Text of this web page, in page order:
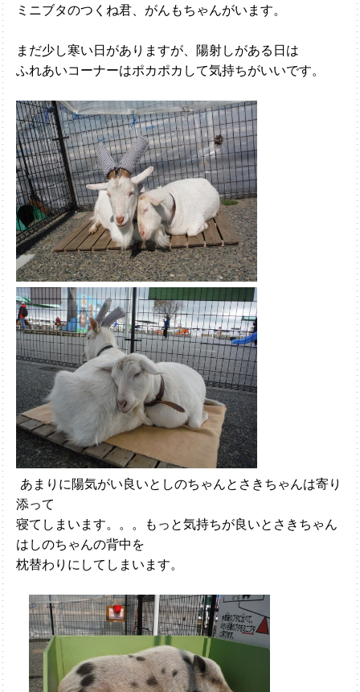
ミニブタのつくね君、がんもちゃんがいます。
まだ少し寒い日がありますが、陽射しがある日は
ふれあいコーナーはポカポカして気持ちがいいです。
あまりに陽気がい良いとしのちゃんとさきちゃんは寄り
添って
寝てしまいます。。。もっと気持ちが良いとさきちゃん
はしのちゃんの背中を
枕替わりにしてしまいます。